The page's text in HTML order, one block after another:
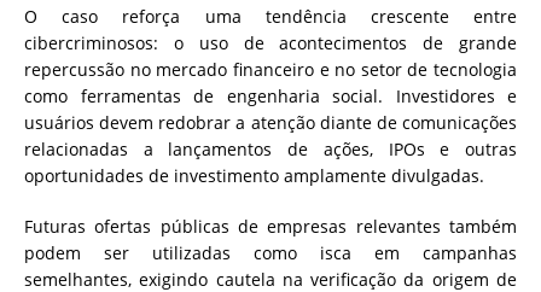
O caso reforça uma tendência crescente entre
cibercriminosos: o uso de acontecimentos de grande
repercussão no mercado financeiro e no setor de tecnologia
como ferramentas de engenharia social. Investidores e
usuários devem redobrar a atenção diante de comunicações
relacionadas a lançamentos de ações, IPOs e outras
oportunidades de investimento amplamente divulgadas.
Futuras ofertas públicas de empresas relevantes também
podem ser utilizadas como isca em campanhas
semelhantes, exigindo cautela na verificação da origem de